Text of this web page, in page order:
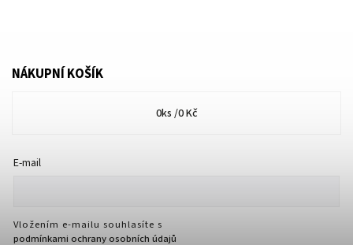
NÁKUPNÍ KOŠÍK
0ks /0 Kč
E-mail
Vložením e-mailu souhlasíte s
podmínkami ochrany osobních údajů